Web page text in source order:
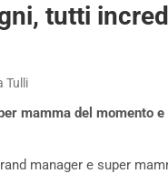
tutti
Tulli
mamma del momento
manager e super